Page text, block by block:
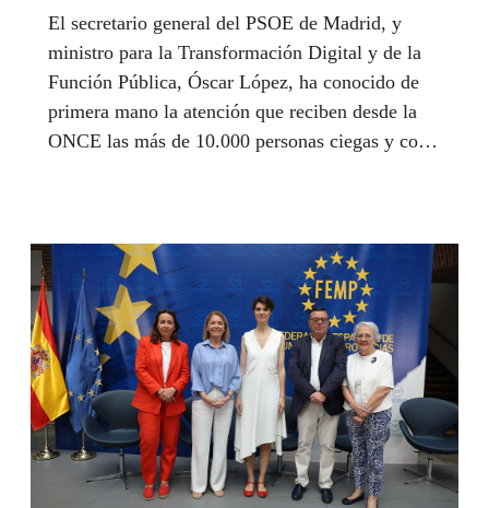
El secretario general del PSOE de Madrid, y
ministro para la Transformación Digital y de la
Función Pública, Óscar López, ha conocido de
primera mano la atención que reciben desde la
ONCE las más de 10.000 personas ciegas y con